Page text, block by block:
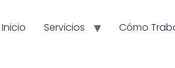
Inicio Servicios Cómo